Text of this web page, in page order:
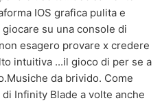
IOS grafica pulita e
su una console di
esagero provare x credere
intuitiva ...il gioco di per se a
da brivido. Come
Infinity Blade a volte anche